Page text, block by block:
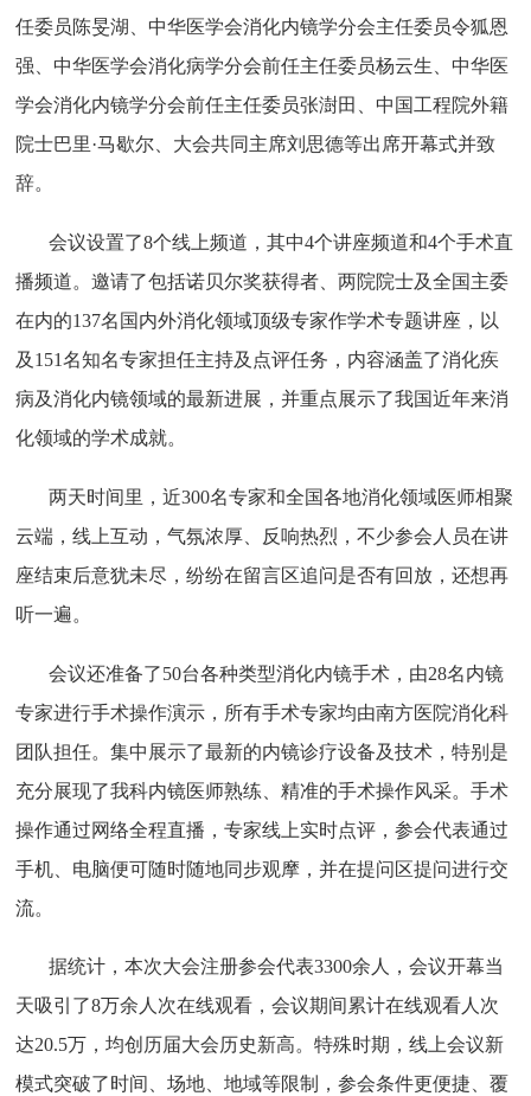
任委员陈旻湖、中华医学会消化内镜学分会主任委员令狐恩
强、中华医学会消化病学分会前任主任委员杨云生、中华医
学会消化内镜学分会前任主任委员张澍田、中国工程院外籍
院士巴里·马歇尔、大会共同主席刘思德等出席开幕式并致
辞。
会议设置了8个线上频道，其中4个讲座频道和4个手术直
播频道。邀请了包括诺贝尔奖获得者、两院院士及全国主委
在内的137名国内外消化领域顶级专家作学术专题讲座，以
及 151名知名专家担任主持及点评任务，内容涵盖了消化疾
病及消化内镜领域的最新进展，并重点展示了我国近年来消
化领域的学术成就。
两天时间里，近300名专家和全国各地消化领域医师相聚
云端，线上互动，气氛浓厚、反响热烈，不少参会人员在讲
座结束后意犹未尽，纷纷在留言区追问是否有回放，还想再
听一遍。
会议还准备了50台各种类型消化内镜手术，由28名内镜
专家进行手术操作演示，所有手术专家均由南方医院消化科
团队担任。集中展示了最新的内镜诊疗设备及技术，特别是
充分展现了我科内镜医师熟练、精准的手术操作风采。手术
操作通过网络全程直播，专家线上实时点评，参会代表通过
手机、电脑便可随时随地同步观摩，并在提问区提问进行交
流。
据统计，本次大会注册参会代表3300余人，会议开幕当
天吸引了8万余人次在线观看，会议期间累计在线观看人次
达20.5万，均创历届大会历史新高。特殊时期，线上会议新
模式突破了时间、场地、地域等限制，参会条件更便捷、覆